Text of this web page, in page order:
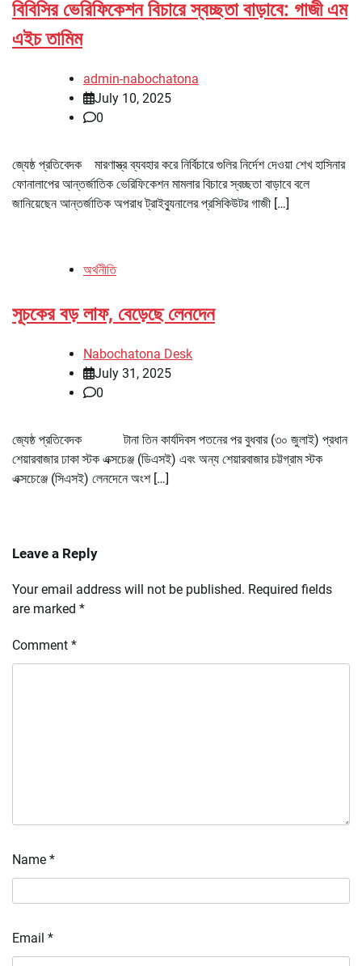
বিবিসির ভেরিফিকেশন বিচারে স্বচ্ছতা বাড়াবে: গাজী এম
এইচ তামিম
admin-nabochatona
July 10, 2025
0
জ্যেষ্ঠ প্রতিবেদক মারণাস্ত্র ব্যবহার করে নির্বিচারে গুলির নির্দেশ দেওয়া শেখ হাসিনার
ফোনালাপের আন্তর্জাতিক ভেরিফিকেশন মামলার বিচারে স্বচ্ছতা বাড়াবে বলে
জানিয়েছেন আন্তর্জাতিক অপরাধ ট্রাইব্যুনালের প্রসিকিউটর গাজী […]
অর্থনীতি
সূচকের বড় লাফ, বেড়েছে লেনদেন
Nabochatona Desk
July 31, 2025
0
জ্যেষ্ঠ প্রতিবেদক টানা তিন কার্যদিবস পতনের পর বুধবার (৩০ জুলাই) প্রধান
শেয়ারবাজার ঢাকা স্টক এক্সচেঞ্জ (ডিএসই) এবং অন্য শেয়ারবাজার চট্টগ্রাম স্টক
এক্সচেঞ্জে (সিএসই) লেনদেনে অংশ […]
Leave a Reply
Your email address will not be published. Required fields
are marked *
Comment *
Name *
Email *